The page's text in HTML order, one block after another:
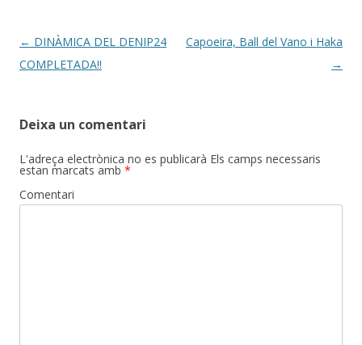
Post
navigation
← DINÀMICA DEL DENIP24
COMPLETADA!!
Capoeira, Ball del Vano i Haka
→
Deixa un comentari
L'adreça electrònica no es publicarà Els camps necessaris
estan marcats amb *
Comentari